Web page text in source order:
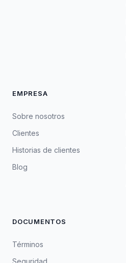
EMPRESA
Sobre nosotros
Clientes
Historias de clientes
Blog
DOCUMENTOS
Términos
Seguridad